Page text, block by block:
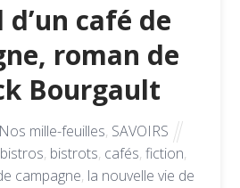
d’un café de
roman de
Bourgault
Nos mille-feuilles, SAVOIRS
, bistrots, cafés, fiction,
campagne, la nouvelle vie de